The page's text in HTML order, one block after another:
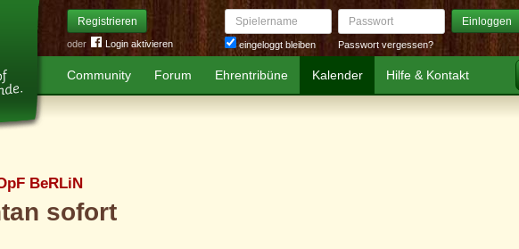
Registrieren
oder Login aktivieren
Spielername
eingeloggt bleiben
Passwort Einloggen
Passwort vergessen?
Community Forum Ehrentribüne Kalender Hilfe & Kontakt
BeRLiN
sofort